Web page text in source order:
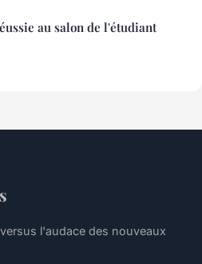
au salon de l'étudiant
l'audace des nouveaux